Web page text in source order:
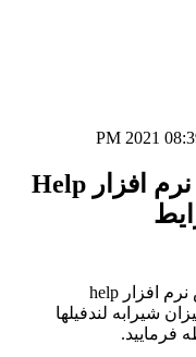
08:39
قسمت دوم از آموزش نرم افزار Help
قسمت دوم از نمونه آموزش نرم افزار help
شیرابه لندفیلها
فرمایید.